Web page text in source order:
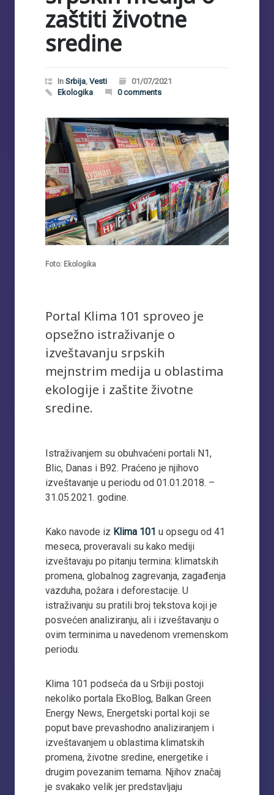
zaštiti životne
sredine
In Srbija, Vesti
01/07/2021
Ekologika
0 comments
Foto: Ekologika
Portal Klima 101 sproveo je
opsežno istraživanje o
izveštavanju srpskih
mejnstrim medija u oblastima
ekologije i zaštite životne
sredine.
Istraživanjem su obuhvaćeni portali N1,
Blic, Danas i B92. Praćeno je njihovo
izveštavanje u periodu od 01.01.2018. –
31.05.2021. godine.
Kako navode iz Klima 101 u opsegu od 41
meseca, proveravali su kako mediji
izveštavaju po pitanju termina: klimatskih
promena, globalnog zagrevanja, zagađenja
vazduha, požara i deforestacije. U
istraživanju su pratili broj tekstova koji je
posvećen analiziranju, ali i izveštavanju o
ovim terminima u navedenom vremenskom
periodu.
Klima 101 podseća da u Srbiji postoji
nekoliko portala EkoBlog, Balkan Green
Energy News, Energetski portal koji se
poput bave prevashodno analiziranjem i
izveštavanjem u oblastima klimatskih
promena, životne sredine, energetike i
drugim povezanim temama. Njihov značaj
je svakako velik jer predstavljaju